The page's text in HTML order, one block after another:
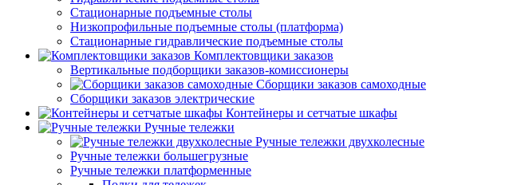
Стационарные подъемные столы
Низкопрофильные подъемные столы (платформа)
Стационарные гидравлические подъемные столы
Комплектовщики заказов
Вертикальные подборщики заказов-комиссионеры
Сборщики заказов самоходные
Сборщики заказов электрические
Контейнеры и сетчатые шкафы
Ручные тележки
Ручные тележки двухколесные
Ручные тележки большегрузные
Ручные тележки платформенные